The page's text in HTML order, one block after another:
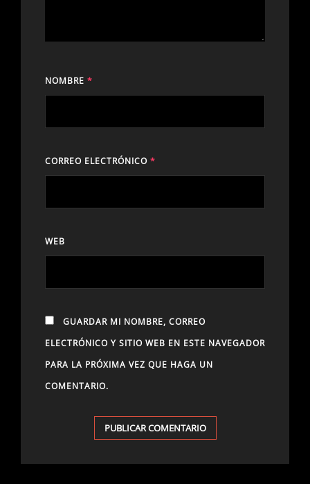
NOMBRE *
CORREO ELECTRÓNICO *
WEB
GUARDAR MI NOMBRE, CORREO
ELECTRÓNICO Y SITIO WEB EN ESTE NAVEGADOR
PARA LA PRÓXIMA VEZ QUE HAGA UN
COMENTARIO.